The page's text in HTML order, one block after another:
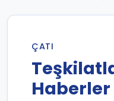
ÇATI
Haberler